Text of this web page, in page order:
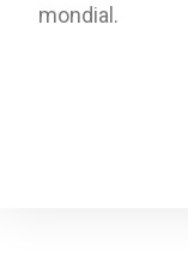
mondial.